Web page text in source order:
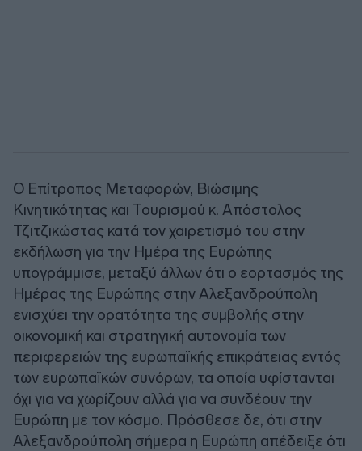
Ο Επίτροπος Μεταφορών, Βιώσιμης
Κινητικότητας και Τουρισμού κ. Απόστολος
Τζιτζικώστας κατά τον χαιρετισμό του στην
εκδήλωση για την Ημέρα της Ευρώπης
υπογράμμισε, μεταξύ άλλων ότι ο εορτασμός της
Ημέρας της Ευρώπης στην Αλεξανδρούπολη
ενισχύει την ορατότητα της συμβολής στην
οικονομική και στρατηγική αυτονομία των
περιφερειών της ευρωπαϊκής επικράτειας εντός
των ευρωπαϊκών συνόρων, τα οποία υφίστανται
όχι για να χωρίζουν αλλά για να συνδέουν την
Ευρώπη με τον κόσμο. Πρόσθεσε δε, ότι στην
Αλεξανδρούπολη σήμερα η Ευρώπη απέδειξε ότι